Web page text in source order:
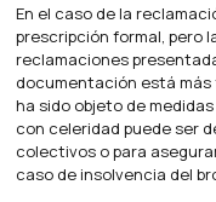
En el caso de la
prescripción formal, pero
reclamaciones
documentación está más
ha sido objeto de
con celeridad puede ser
colectivos o para
caso de insolvencia del